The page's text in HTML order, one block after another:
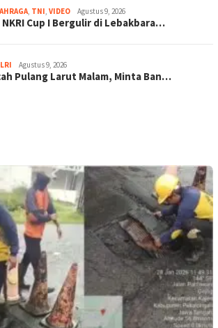
, TNI, VIDEO Agustus 9, 2026
Cup I Bergulir di Lebakbara…
Agustus 9, 2026
Pulang Larut Malam, Minta Ban…